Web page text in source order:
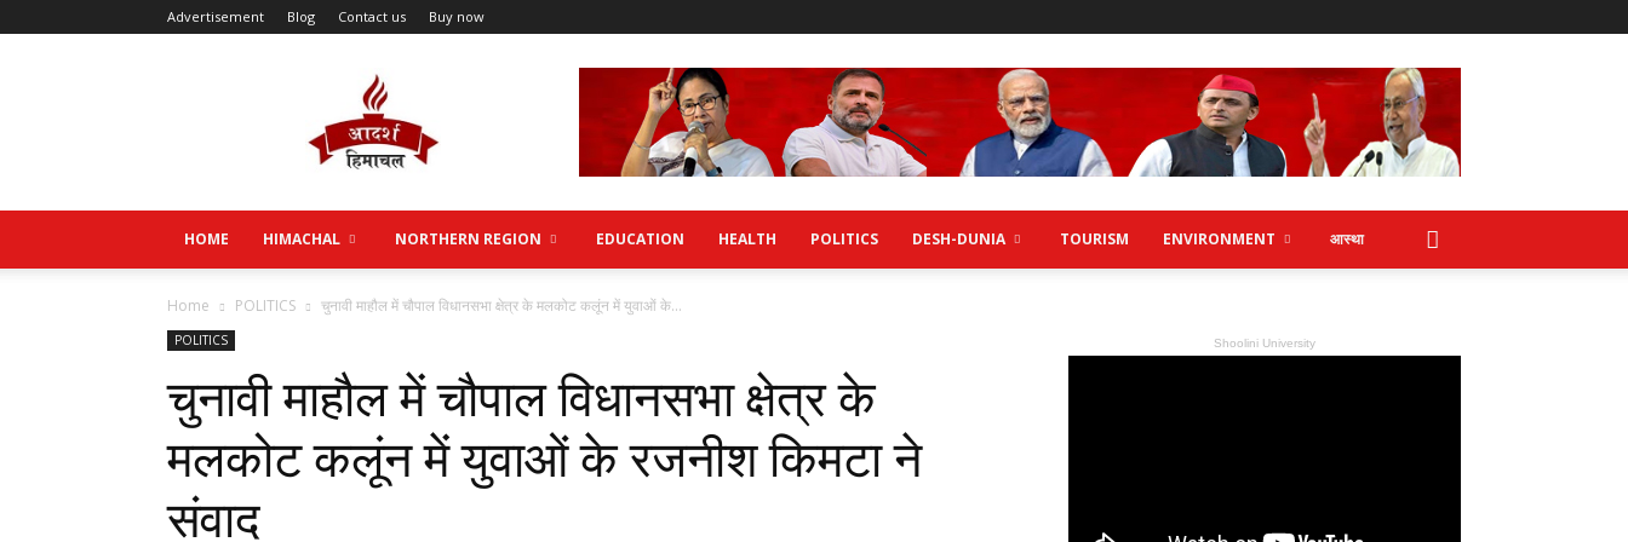
Advertisement Blog Contact us Buy now
HOME HIMACHAL NORTHERN REGION EDUCATION HEALTH POLITICS DESH-DUNIA TOURISM ENVIRONMENT आस्था
Home POLITICS चुनावी माहौल में चौपाल विधानसभा क्षेत्र के मलकोट कलूंन में युवाओं के...
POLITICS
चुनावी माहौल में चौपाल विधानसभा क्षेत्र के
मलकोट कलूंन में युवाओं के रजनीश किमटा ने
संवाद
Shoolini University